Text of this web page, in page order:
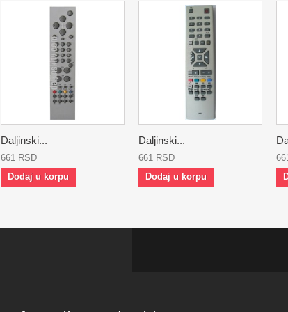
Daljinski...
661 RSD
Dodaj u korpu
Daljinski...
661 RSD
Dodaj u korpu